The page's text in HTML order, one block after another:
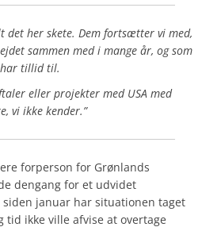
det her skete. Dem fortsætter vi med,
sammen med i mange år, og som
tillid til.
eller projekter med USA med
vi ikke kender.”
forperson for Grønlands
dengang for et udvidet
siden januar har situationen taget
tid ikke ville afvise at overtage